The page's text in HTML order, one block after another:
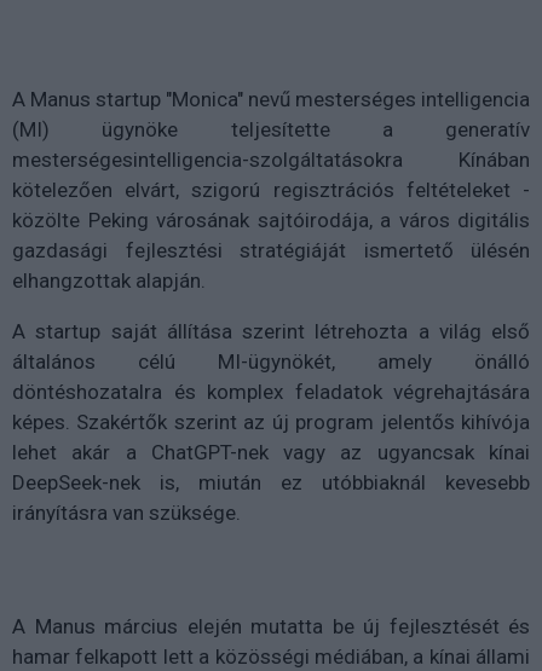
A Manus startup "Monica" nevű mesterséges intelligencia
(MI) ügynöke teljesítette a generatív
mesterségesintelligencia-szolgáltatásokra Kínában
kötelezően elvárt, szigorú regisztrációs feltételeket -
közölte Peking városának sajtóirodája, a város digitális
gazdasági fejlesztési stratégiáját ismertető ülésén
elhangzottak alapján.
A startup saját állítása szerint létrehozta a világ első
általános célú MI-ügynökét, amely önálló
döntéshozatalra és komplex feladatok végrehajtására
képes. Szakértők szerint az új program jelentős kihívója
lehet akár a ChatGPT-nek vagy az ugyancsak kínai
DeepSeek-nek is, miután ez utóbbiaknál kevesebb
irányításra van szüksége.
A Manus március elején mutatta be új fejlesztését és
hamar felkapott lett a közösségi médiában, a kínai állami